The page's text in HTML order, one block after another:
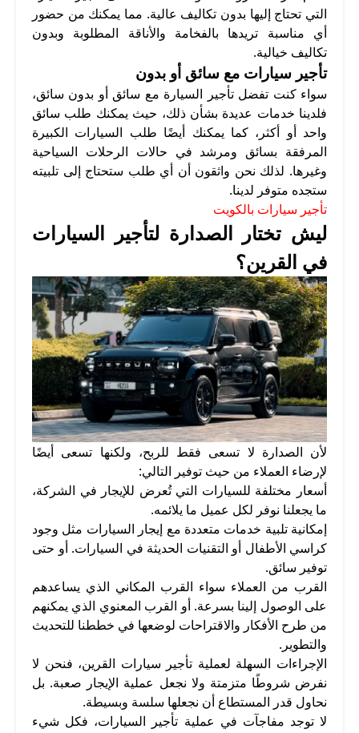
التي تحتاج إليها بدون تكاليف عالية. مما يمكنك من حضور
أي مناسبة تريدها بالفخامة والأناقة المطلوبة وبدون
تكاليف خيالية.
تأجير سيارات مع سائق أو بدون
سواء كنت تفضل تأجير السيارة مع سائق أو بدون سائق،
فلدينا خدمات عديدة بشأن ذلك، حيث يمكنك طلب سائق
واحد أو أكثر، كما يمكنك أيضًا طلب السيارات الكبيرة
المرفقة بسائق ومرشد في حالات الرحلات السياحية
وغيرها. لذلك نحن واثقون أن أي طلب ستحتاج إلى تلبيته
ستجده متوفر لدينا.
تأجير سيارات بالكويت
ليش تختار الصدارة لتأجير السيارات
في القرين؟
لأن الصدارة لا تسعى فقط للربح، ولكنها تسعى أيضًا
لإرضاء العملاء من حيث توفير التالي:
أسعار مختلفة للسيارات التي تُعرض للإيجار في الشركة،
ما يجعلنا نوفر لكل عميل ما يلائمه.
إمكانية تلبية خدمات متعددة مع إيجار السيارات مثل وجود
كراسي الأطفال أو التقنيات الحديثة في السيارات. أو حتى
توفير سائق.
القرب من العملاء سواء القرب المكاني الذي يساعدهم
على الوصول إلينا بسرعة. أو القرب المعنوي الذي يمكنهم
من طرح الأفكار والاقتراحات لوضعها في خططنا للتحديث
والتطوير.
الإجراءات السهلة لعملية تأجير سيارات القرين، فنحن لا
نفرض شروطًا متزمتة ولا نجعل عملية الإيجار صعبة. بل
نحاول قدر المستطاع أن نجعلها سلسة وبسيطة.
لا توجد مفاجآت في عملية تأجير السيارات، فكل شيء